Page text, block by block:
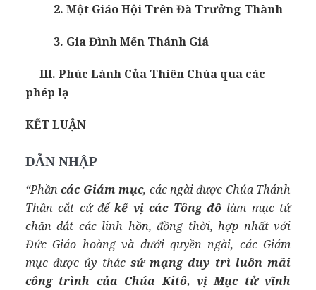
2. Một Giáo Hội Trên Đà Trưởng Thành
3. Gia Đình Mến Thánh Giá
III. Phúc Lành Của Thiên Chúa qua các
phép lạ
KẾT LUẬN
DẪN NHẬP
“Phầncác Giám mục, các ngài được Chúa Thánh
Thần cắt cử đểkế vị các Tông đồlàm mục tử
chăn dắt các linh hồn, đồng thời, hợp nhất với
Đức Giáo hoàng và dưới quyền ngài, các Giám
mục được ủy thác sứ mạng duy trì luôn mãi
công trình của Chúa Kitô, vị Mục tử vĩnh